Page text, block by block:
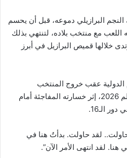
النجم البرازيلي دموعه، قبل أن يحسم
اللعب مع منتخب بلاده، لتنتهي بذلك
خلالها قميص البرازيل في أبرز
الدولية عقب خروج المنتخب
البرازيلي من بطولة كأس العالم 2026، إثر خسارته المفاجئة أمام
الـ16.
حاولت.. لقد حاولت. بدأتُ هنا في
لقد انتهى الأمر الآن”.